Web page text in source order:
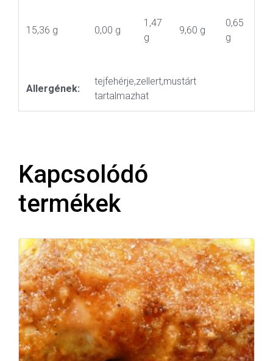
15,36 g 0,00 g
1,47
g
9,60 g
0,65
g
Allergének:
tejfehérje,zellert,mustárt
tartalmazhat
Kapcsolódó
termékek